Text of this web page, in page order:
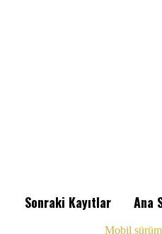
Sonraki Kayıtlar Ana
Mobil